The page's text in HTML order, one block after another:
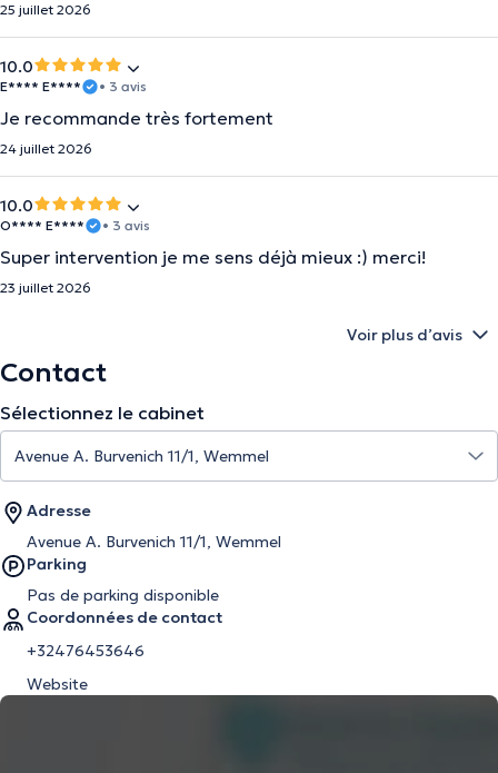
25 juillet 2026
10.0
E**** E**** • 3 avis
Je recommande très fortement
24 juillet 2026
10.0
O**** E**** • 3 avis
Super intervention je me sens déjà mieux :) merci!
23 juillet 2026
Voir plus d’avis
Contact
Sélectionnez le cabinet
Adresse
Avenue A. Burvenich 11/1, Wemmel
Parking
Pas de parking disponible
Coordonnées de contact
+32476453646
Website